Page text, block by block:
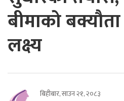
बीमाको
लक्ष्य
बिहीबार, साउन २१, २०८३